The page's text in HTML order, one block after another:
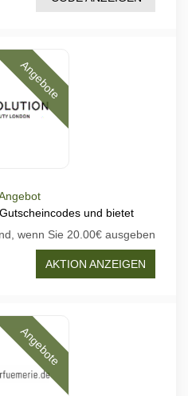
Angebote
und bietet
wenn Sie 20.00€ ausgeben
AKTION ANZEIGEN
Angebote